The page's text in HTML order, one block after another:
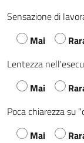
Sensazione di
Mai
Lentezza
Mai
Poca chiarezza su
Mai